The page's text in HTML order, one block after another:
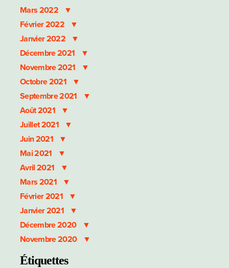
Mars 2022
Février 2022
Janvier 2022
Décembre 2021
Novembre 2021
Octobre 2021
Septembre 2021
Août 2021
Juillet 2021
Juin 2021
Mai 2021
Avril 2021
Mars 2021
Février 2021
Janvier 2021
Décembre 2020
Novembre 2020
Étiquettes